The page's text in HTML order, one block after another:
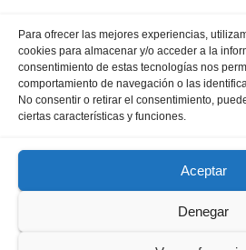
Para ofrecer las mejores experiencias,
cookies para almacenar y/o acceder a la
consentimiento de estas tecnologías nos
comportamiento de navegación o las
No consentir o retirar el consentimiento,
ciertas características y funciones.
Aceptar
Denegar